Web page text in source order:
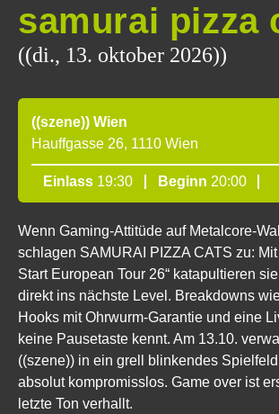
samurai pizza
((di., 13. oktober 2026))
((szene)) Wien
Hauffgasse 26, 1110 Wien
Einlass 19:30 Beginn 20:00
Wenn Gaming-Attitüde auf Metalcore-
schlagen SAMURAI PIZZA CATS zu: Mit
Start European Tour 26“ katapultieren
direkt ins nächste Level. Breakdowns
Hooks mit Ohrwurm-Garantie und eine
keine Pausetaste kennt. Am 13.10.
((szene)) in ein grell blinkendes
absolut kompromisslos. Game over ist
letzte Ton verhallt.